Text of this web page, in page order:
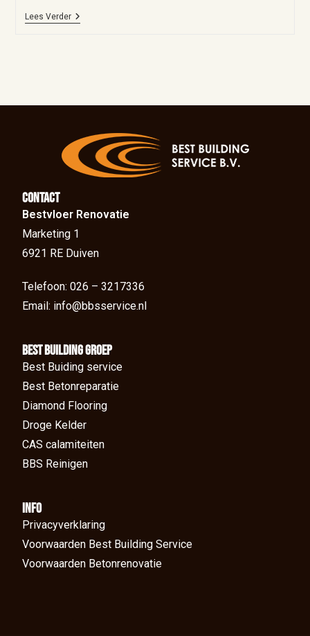
Lees Verder
Contact
Bestvloer Renovatie
Marketing 1
6921 RE Duiven
Telefoon: 026 – 3217336
Email: info@bbsservice.nl
BEst Building groep
Best Buiding service
Best Betonreparatie
Diamond Flooring
Droge Kelder
CAS calamiteiten
BBS Reinigen
Info
Privacyverklaring
Voorwaarden Best Building Service
Voorwaarden Betonrenovatie